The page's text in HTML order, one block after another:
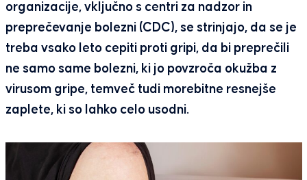
organizacije, vključno s centri za nadzor in
preprečevanje bolezni (CDC), se strinjajo, da se je
treba vsako leto cepiti proti gripi, da bi preprečili
ne samo same bolezni, ki jo povzroča okužba z
virusom gripe, temveč tudi morebitne resnejše
zaplete, ki so lahko celo usodni.